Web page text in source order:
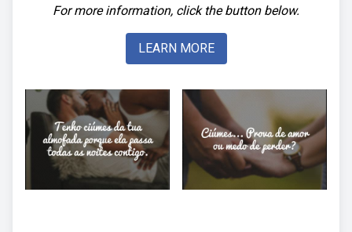
For more information, click the button below.
LEARN MORE